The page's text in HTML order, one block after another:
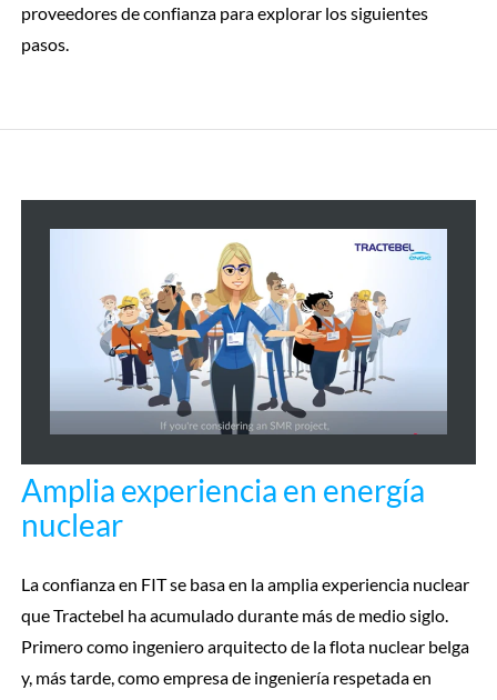
proveedores de confianza para explorar los siguientes
pasos.
Amplia experiencia en energía
nuclear
La confianza en FIT se basa en la amplia experiencia nuclear
que Tractebel ha acumulado durante más de medio siglo.
Primero como ingeniero arquitecto de la flota nuclear belga
y, más tarde, como empresa de ingeniería respetada en